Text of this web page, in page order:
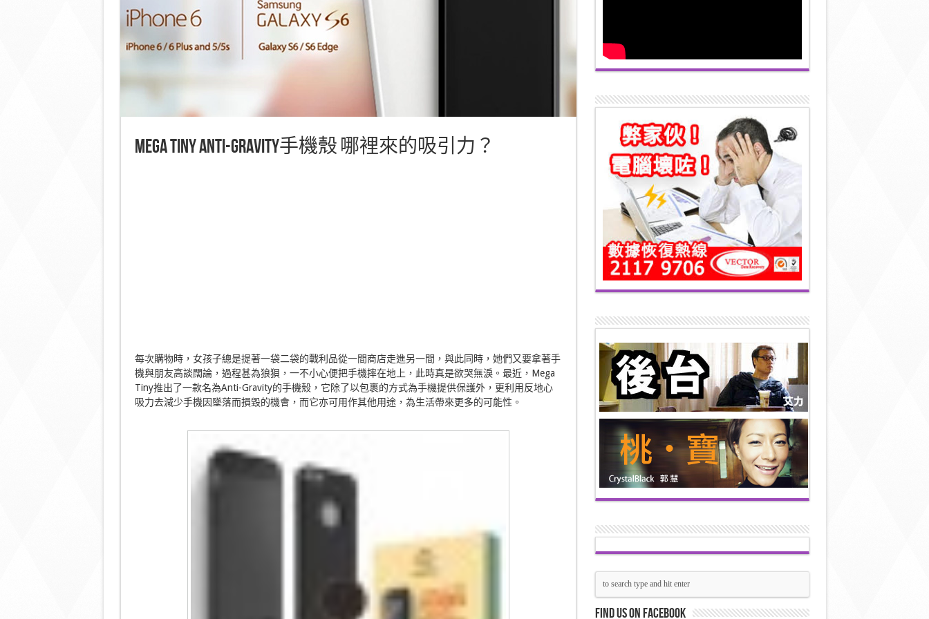
Mega Tiny Anti-Gravity手機殼 哪裡來的吸引力？
每次購物時，女孩子總是提著一袋二袋的戰利品從一間商店走進另一間，與此同時，她們又要拿著手
機與朋友高談闊論，過程甚為狼狽，一不小心便把手機摔在地上，此時真是欲哭無淚。最近，Mega
Tiny推出了一款名為Anti-Gravity的手機殼，它除了以包裹的方式為手機提供保護外，更利用反地心
吸力去減少手機因墜落而損毀的機會，而它亦可用作其他用途，為生活帶來更多的可能性。
Find us on Facebook